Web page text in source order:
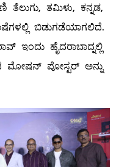
ತಮಿಳು, ಕನ್ನಡ,
ಬಿಡುಗಡೆಯಾಗಲಿದೆ.
ಇಂದು ಹೈದರಾಬಾದ್ನಲ್ಲಿ
ಮೋಷನ್ ಪೋಸ್ಟರ್ ಅನ್ನು